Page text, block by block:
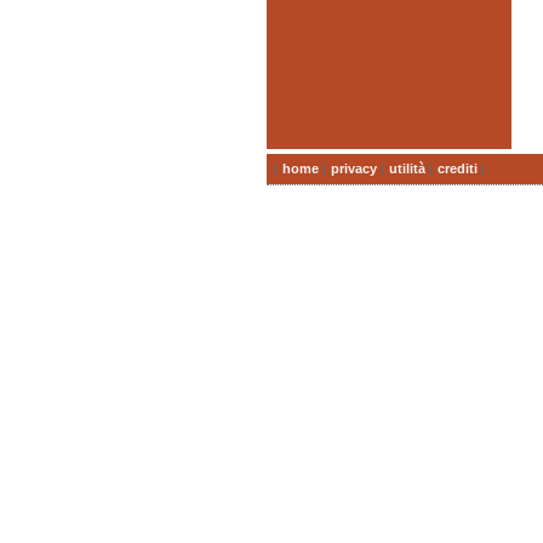
| home | privacy | utilità | crediti |